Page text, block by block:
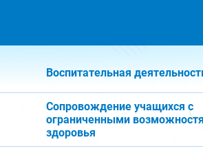
Воспитательная
Сопровождение учащихся с
ограниченными
здоровья